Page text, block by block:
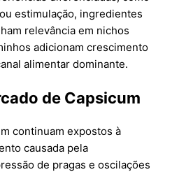
estimulação, ingredientes
relevância em nichos
adicionam crescimento
alimentar dominante.
de Capsicum
continuam expostos à
causada pela
de pragas e oscilações